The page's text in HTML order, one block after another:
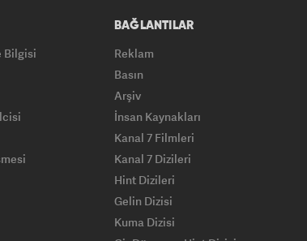
Bilgisi
BAĞLANTILAR
Reklam
Basın
Arşiv
İnsan Kaynakları
Kanal 7 Filmleri
Kanal 7 Dizileri
Hint Dizileri
Gelin Dizisi
Kuma Dizisi